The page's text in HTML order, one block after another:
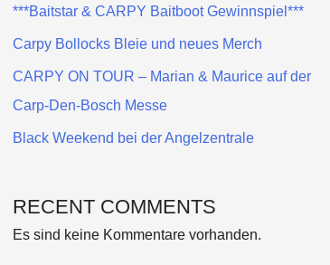
***Baitstar & CARPY Baitboot Gewinnspiel***
Carpy Bollocks Bleie und neues Merch
CARPY ON TOUR – Marian & Maurice auf der
Carp-Den-Bosch Messe
Black Weekend bei der Angelzentrale
RECENT COMMENTS
Es sind keine Kommentare vorhanden.